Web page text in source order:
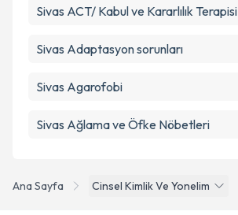
Ana Sayfa Cinsel Kimlik Ve Yonelim
Sivas ACT/ Kabul ve Kararlılık Terapisi
Sivas Adaptasyon sorunları
Sivas Agarofobi
Sivas Ağlama ve Öfke Nöbetleri